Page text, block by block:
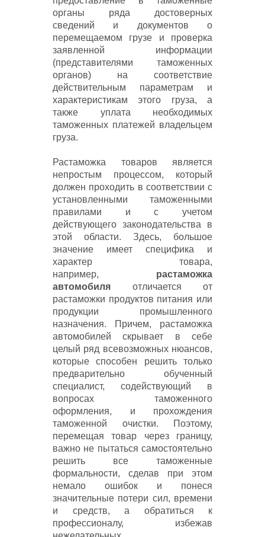
органы ряда достоверных
сведений и документов о
перемещаемом грузе и проверка
заявленной информации
(представителями таможенных
органов) на соответствие
действительным параметрам и
характеристикам этого груза, а
также уплата необходимых
таможенных платежей владельцем
груза.
Растаможка товаров является
непростым процессом, который
должен проходить в соответствии с
установленными таможенными
правилами и с учетом
действующего законодательства в
этой области. Здесь, большое
значение имеет специфика и
характер товара,
например, растаможка
автомобиля отличается от
растаможки продуктов питания или
продукции промышленного
назначения. Причем, растаможка
автомобилей скрывает в себе
целый ряд всевозможных нюансов,
которые способен решить только
предварительно обученный
специалист, содействующий в
вопросах таможенного
оформления, и прохождения
таможенной очистки. Поэтому,
перемещая товар через границу,
важно не пытаться самостоятельно
решить все таможенные
формальности, сделав при этом
немало ошибок и понеся
значительные потери сил, времени
и средств, а обратиться к
профессионалу, избежав